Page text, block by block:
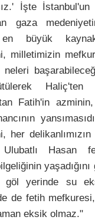
İşte İstanbul'un
gaza
en büyük
milletimizin
neleri
Haliç'ten
Fatih'in
her
Hasan
göl yerinde su
de fetih
eksik olmaz."